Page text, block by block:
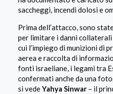
saccheggi, incendi dolosi e
Prima dell’attacco, sono
per limitare i danni
cui l’impiego di munizioni di
aerea e raccolta di
fonti israeliane, i legami tra
confermati anche da una
si vedeYahya Sinwar– il